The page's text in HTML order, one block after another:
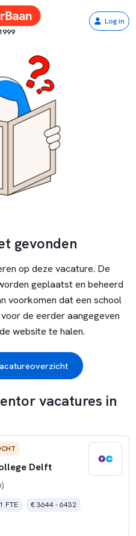
Log in
gevonden
op deze vacature. De
geplaatst en beheerd
voorkomen dat een school
de eerder aangegeven
website te halen.
vacatures in
Delft
1 FTE
€ 3644 - 6432